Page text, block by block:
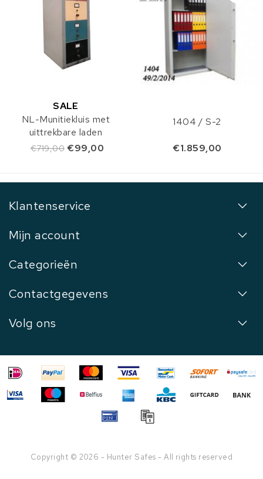
SALE
NL-Munitiekluis met
uittrekbare laden
€719,00 €99,00
1404 / S-2
€1.859,00
Klantenservice
Mijn account
Categorieën
Contactgegevens
Volg ons
Copyright © 2026 - Hunter Safes - All rights reserved